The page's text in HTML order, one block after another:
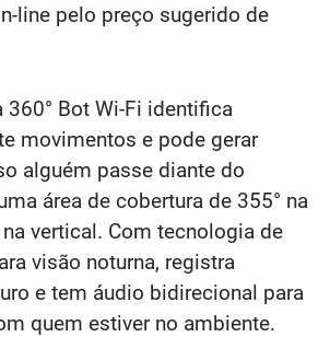
line pelo preço sugerido de
360° Bot Wi-Fi identifica
movimentos e pode gerar
alguém passe diante do
área de cobertura de 355° na
vertical. Com tecnologia de
visão noturna, registra
e tem áudio bidirecional para
quem estiver no ambiente.